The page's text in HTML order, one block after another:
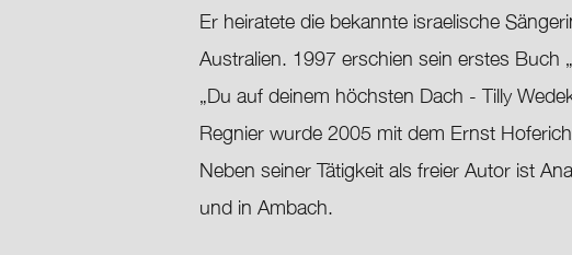
Er heiratete die bekannte israelische
Australien. 1997 erschien sein erstes Buch
„Du auf deinem höchsten Dach - Tilly
Regnier wurde 2005 mit dem Ernst
Neben seiner Tätigkeit als freier Autor ist
und in Ambach.